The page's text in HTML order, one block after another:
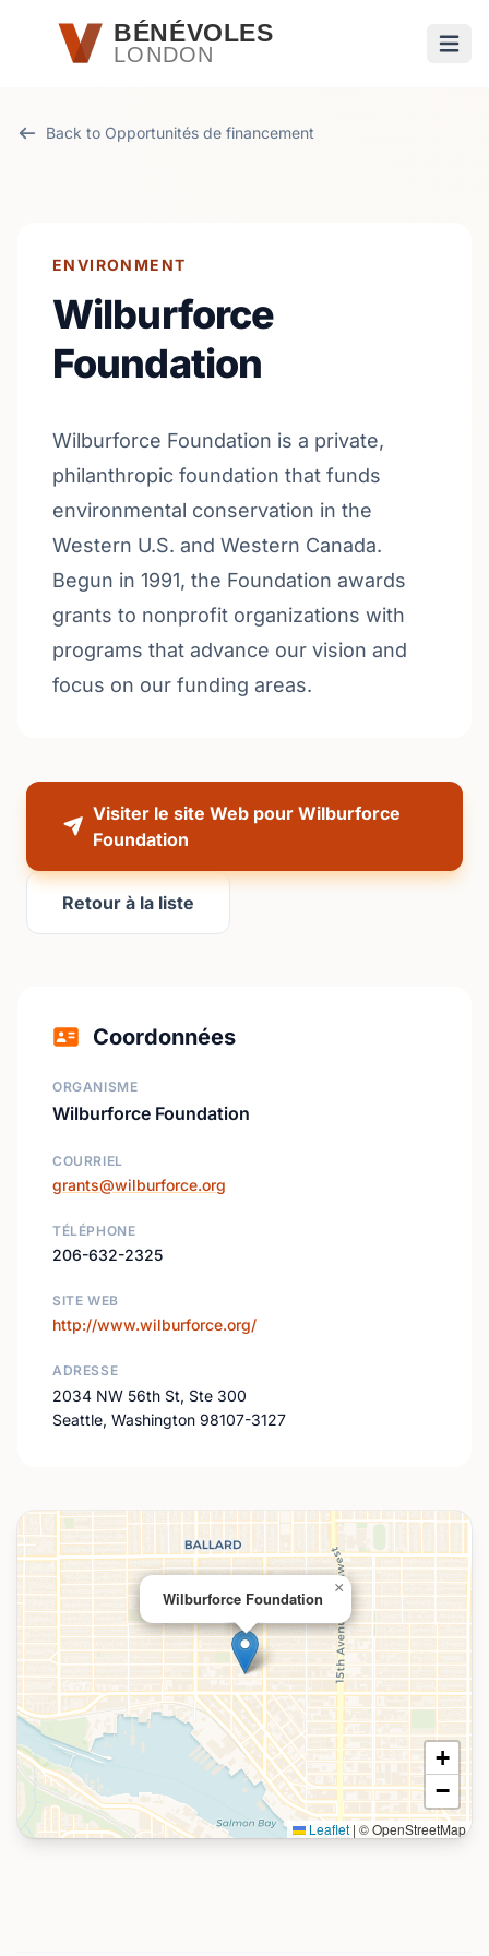
Passer au contenu principal
BÉNÉVOLES
LONDON
Back to Opportunités de financement
ENVIRONMENT
Wilburforce
Foundation
Wilburforce Foundation is a private,
philanthropic foundation that funds
environmental conservation in the
Western U.S. and Western Canada.
Begun in 1991, the Foundation awards
grants to nonprofit organizations with
programs that advance our vision and
focus on our funding areas.
Visiter le site Web pour Wilburforce
Foundation
Retour à la liste
Coordonnées
ORGANISME
Wilburforce Foundation
COURRIEL
grants@wilburforce.org
TÉLÉPHONE
206-632-2325
SITE WEB
http://www.wilburforce.org/
ADRESSE
2034 NW 56th St, Ste 300
Seattle, Washington 98107-3127
Wilburforce Foundation
×
+
−
Leaflet | © OpenStreetMap